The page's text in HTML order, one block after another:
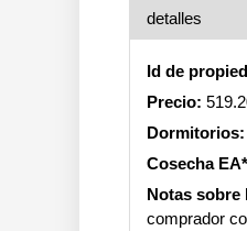
detalles
Id de
Precio:
Dormitorios:
Cosecha
Notas sobre
comprador